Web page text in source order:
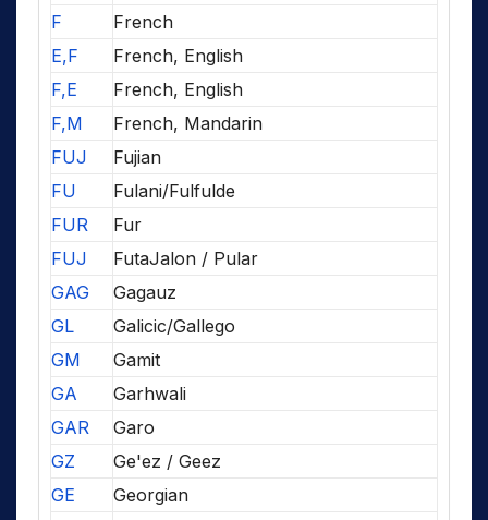
F
French
E,F
French, English
F,E
French, English
F,M
French, Mandarin
FUJ
Fujian
FU
Fulani/Fulfulde
FUR
Fur
FUJ
FutaJalon / Pular
GAG
Gagauz
GL
Galicic/Gallego
GM
Gamit
GA
Garhwali
GAR
Garo
GZ
Ge'ez / Geez
GE
Georgian